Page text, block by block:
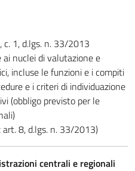
c. 1, d.lgs. n. 33/2013
nuclei di valutazione e
incluse le funzioni e i compiti
e i criteri di individuazione
(obbligo previsto per le
art. 8, d.lgs. n. 33/2013)
centrali e regionali